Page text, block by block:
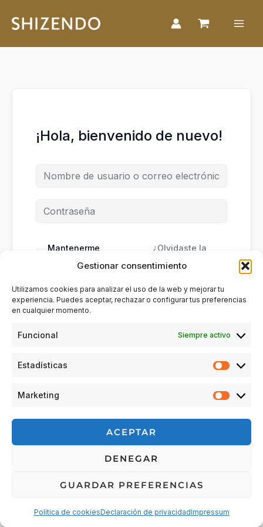
Gestionar consentimiento
Utilizamos cookies para analizar el uso de la web y mejorar tu
experiencia. Puedes aceptar, rechazar o configurar tus preferencias
en cualquier momento.
Funcional Siempre activo
Estadísticas
Marketing
ACEPTAR
DENEGAR
GUARDAR PREFERENCIAS
Política de cookiesDeclaración de privacidadImpressum
¡Hola, bienvenido de nuevo!
Mantenerme
conectado
¿Olvidaste la
contraseña?
Acceder
Aviso legal|Política de privacidad|Política de Cookies|
Terminos y condiciones | Cancelaciones, devoluciones y